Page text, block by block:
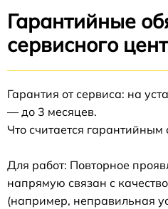
Гарантийные
сервисного
Гарантия от сервиса: на
— до 3 месяцев.
Что считается гарантийным
Для работ: Повторное
напрямую связан с
(например, неправильная